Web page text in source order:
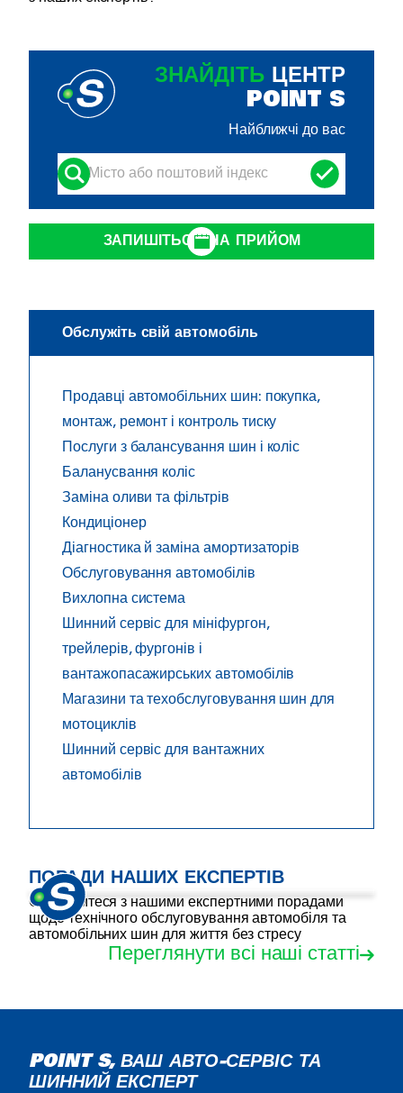
ЗНАЙДІТЬ ЦЕНТР
POINT S
Найближчі до вас
ЗАПИШІТЬСЯ НА ПРИЙОМ
Обслужіть свій автомобіль
Продавці автомобільних шин: покупка,
монтаж, ремонт і контроль тиску
Послуги з балансування шин і коліс
Баланусвання коліс
Заміна оливи та фільтрів
Кондиціонер
Діагностика й заміна амортизаторів
Обслуговування автомобілів
Вихлопна система
Шинний сервіс для мініфургон,
трейлерів, фургонів і
вантажопасажирських автомобілів
Магазини та техобслуговування шин для
мотоциклів
Шинний сервіс для вантажних
автомобілів
ПОРАДИ НАШИХ ЕКСПЕРТІВ
преміуму
перед поїздкою у відпустку!
Ознайомтеся з нашими експертними порадами
щодо технічного обслуговування автомобіля та
автомобільних шин для життя без стресу
Переглянути всі наші статті
POINT S, ВАШ АВТО-СЕРВІС ТА
ШИННИЙ ЕКСПЕРТ